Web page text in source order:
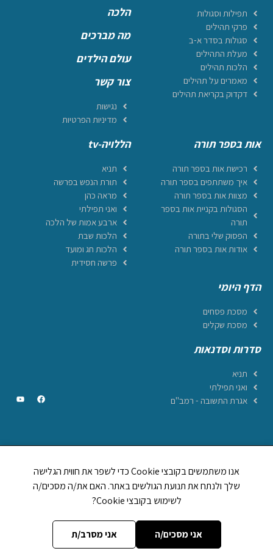
תפילות וסגולות
פרקי תהילים
סגולות בסדר א-ב
מעלת התהילים
הלכות תהילים
מאמרים על תהילים
דקדוק בקריאת תהילים
הלכה
מה מברכים
עולם הילדים
צור קשר
נגישות
מדיניות הפרטיות
אות בספר תורה
רכישת אות בספר תורה
איך משתתפים בספר תורה
מצוות אות בספר תורה
הסגולות בקניית אות בספר
תורה
הפסוק שלי בתורה
אודות אות בספר תורה
הללויה-tv
תניא
תורת הנפש בפרשה
מראה כהן
ואני תפילתי
ארבע אמות של הלכה
הלכות שבת
הלכות חג ומועד
פרשה חסידית
הדף היומי
מסכת פסחים
מסכת שקלים
סדרות וסדנאות
תניא
ואני תפילתי
אגרת התשובה - רמב"ם
תהילים ביחד
מה מברכים על לוח וזמני היום
אנו משתמשים בקובצי Cookie כדי לשפר את חווית הגלישה
שלך ולנתח את תנועת הגולשים באתר. האם את/ה מסכים/ה
לשימוש בקובצי Cookie?
אני מסכים/ה אני מסרב/ת